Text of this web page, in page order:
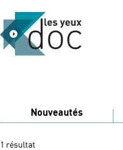
Nouveautés
1 résultat